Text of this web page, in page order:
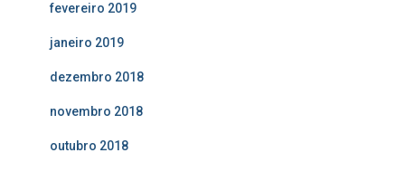
fevereiro 2019
janeiro 2019
dezembro 2018
novembro 2018
outubro 2018